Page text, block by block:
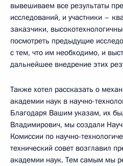
вывешиваем все результаты
исследований, и участники –
заказчики,
посмотреть предыдущие
с тем, что им необходимо, и
дальнейшее внедрение этих
Также хотел рассказать о
академии наук в научно-
Благодаря Вашим указам, их
Владимирович, мы создали
Комиссии по научно-
технический совет возглавил
академии наук. Тем самым мы